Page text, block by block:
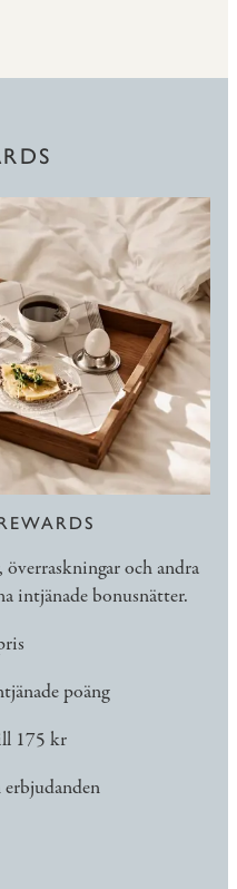
och andra
intjänade bonusnätter.
poäng
175 kr